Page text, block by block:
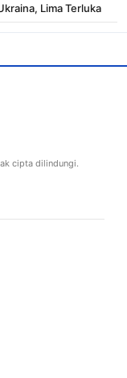
Lima Terluka
cipta dilindungi.